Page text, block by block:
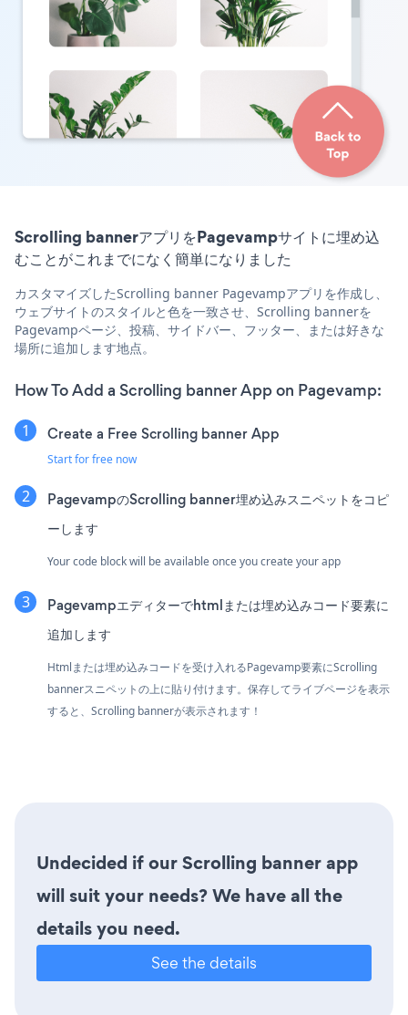
Scrolling bannerアプリをPagevampサイトに埋め込
むことがこれまでになく簡単になりました
カスタマイズしたScrolling banner Pagevampアプリを作成し、
ウェブサイトのスタイルと色を一致させ、Scrolling bannerを
Pagevampページ、投稿、サイドバー、フッター、または好きな
場所に追加します地点。
How To Add a Scrolling banner App on Pagevamp:
Create a Free Scrolling banner App
Start for free now
PagevampのScrolling banner埋め込みスニペットをコピ
ーします
Your code block will be available once you create your app
Pagevampエディターでhtmlまたは埋め込みコード要素に
追加します
Htmlまたは埋め込みコードを受け入れるPagevamp要素にScrolling
bannerスニペットの上に貼り付けます。保存してライブページを表示
すると、Scrolling bannerが表示されます！
Undecided if our Scrolling banner app
will suit your needs? We have all the
details you need.
See the details